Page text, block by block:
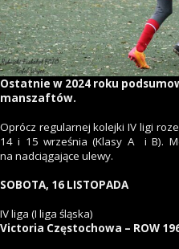
Ostatnie w 2024 roku
manszaftów.
Oprócz regularnej kolejki IV ligi
14 i 15 września (Klasy A i B).
na nadciągające ulewy.
SOBOTA, 16 LISTOPADA
IV liga (I liga śląska)
Victoria Częstochowa – ROW